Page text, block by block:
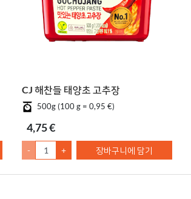
CJ 해찬들 태양초 고추장
500g (100 g = 0,95 €)
4,75 €
- + 장바구니에 담기